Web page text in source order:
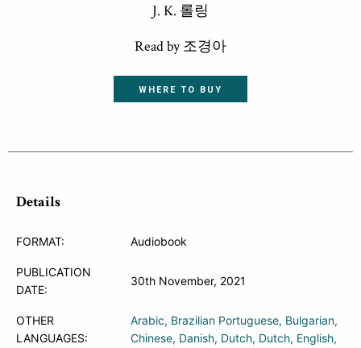
J. K. 롤링
Read by 조경아
WHERE TO BUY
Details
FORMAT: Audiobook
PUBLICATION
DATE:
30th November, 2021
OTHER
LANGUAGES:
Arabic Brazilian Portuguese Bulgarian
Chinese Danish Dutch Dutch English